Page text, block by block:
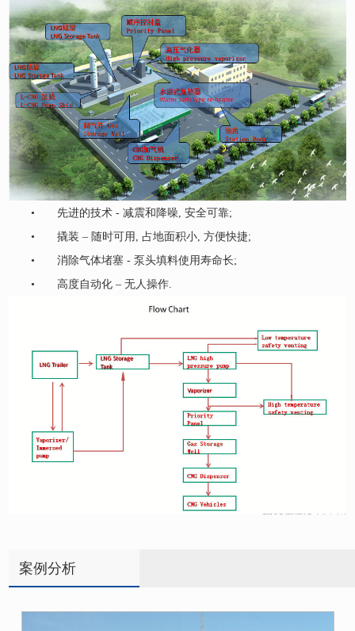
• 先进的技术 - 减震和降噪, 安全可靠;
• 撬装 – 随时可用, 占地面积小, 方便快捷;
• 消除气体堵塞 - 泵头填料使用寿命长;
• 高度自动化 – 无人操作.
案例分析